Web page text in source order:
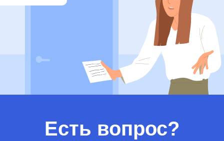
Есть вопрос?